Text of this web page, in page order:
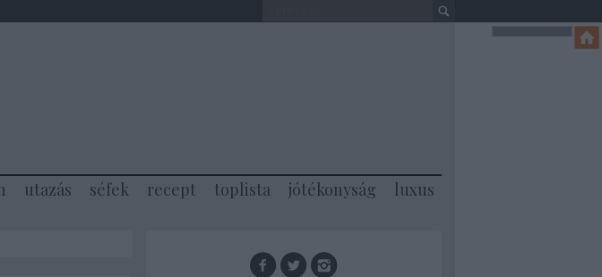
utazás séfek recept toplista jótékonyság luxus